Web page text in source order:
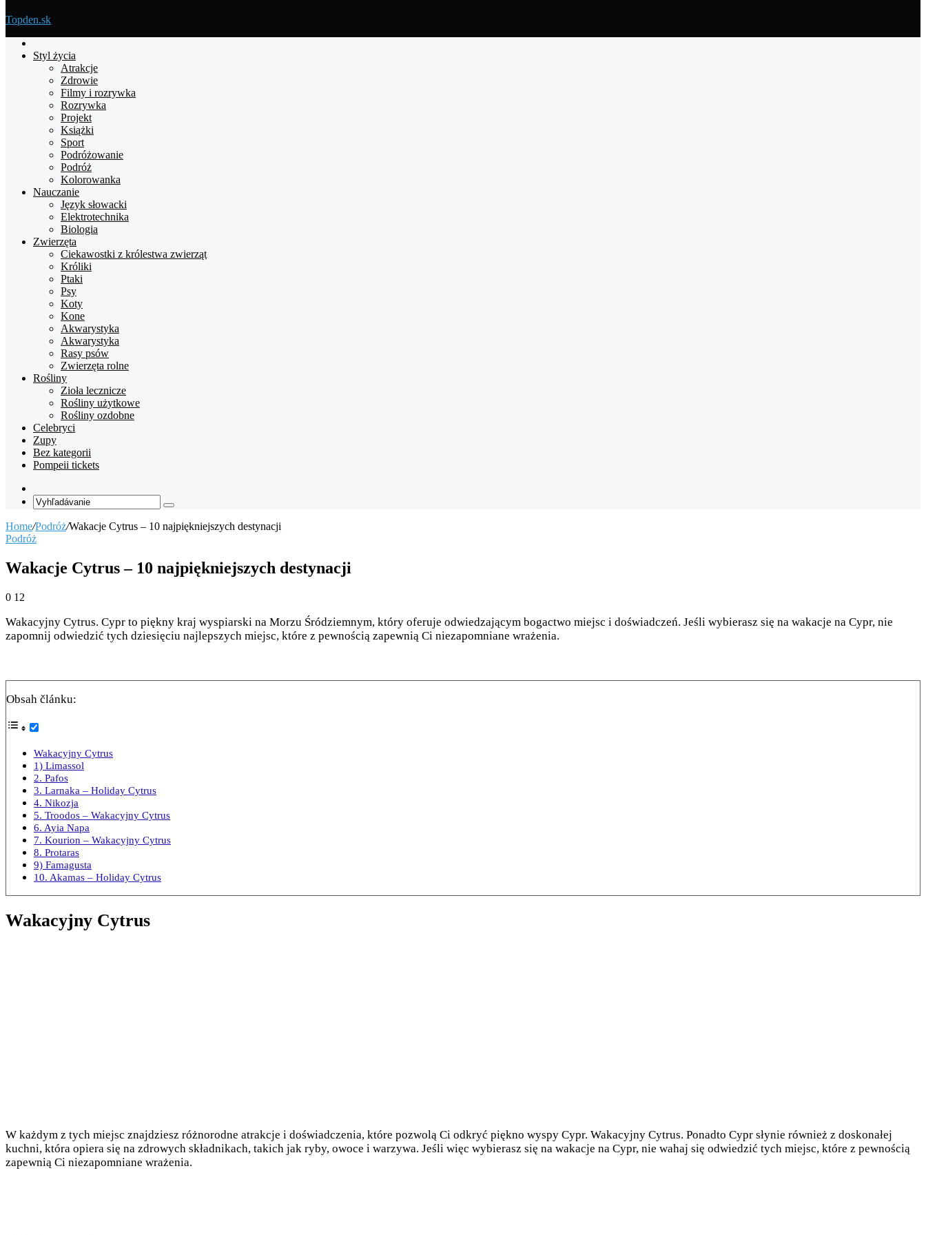
Topden.sk
główna
Styl życia
Atrakcje
Zdrowie
Filmy i rozrywka
Rozrywka
Projekt
Książki
Sport
Podróżowanie
Podróż
Kolorowanka
Nauczanie
Język słowacki
Elektrotechnika
Biologia
Zwierzęta
Ciekawostki z królestwa zwierząt
Króliki
Ptaki
Psy
Koty
Kone
Akwarystyka
Akwarystyka
Rasy psów
Zwierzęta rolne
Rośliny
Zioła lecznicze
Rośliny użytkowe
Rośliny ozdobne
Celebryci
Zupy
Bez kategorii
Pompeii tickets
Article
Vyhľadávanie
Home/Podróż/Wakacje Cytrus – 10 najpiękniejszych destynacji
Podróż
Wakacje Cytrus – 10 najpiękniejszych destynacji
0 12
Wakacyjny Cytrus. Cypr to piękny kraj wyspiarski na Morzu Śródziemnym, który oferuje odwiedzającym bogactwo miejsc i doświadczeń. Jeśli wybierasz się na wakacje na Cypr, nie
zapomnij odwiedzić tych dziesięciu najlepszych miejsc, które z pewnością zapewnią Ci niezapomniane wrażenia.
Obsah článku:
Wakacyjny Cytrus
1) Limassol
2. Pafos
3. Larnaka – Holiday Cytrus
4. Nikozja
5. Troodos – Wakacyjny Cytrus
6. Ayia Napa
7. Kourion – Wakacyjny Cytrus
8. Protaras
9) Famagusta
10. Akamas – Holiday Cytrus
Wakacyjny Cytrus
W każdym z tych miejsc znajdziesz różnorodne atrakcje i doświadczenia, które pozwolą Ci odkryć piękno wyspy Cypr. Wakacyjny Cytrus. Ponadto Cypr słynie również z doskonałej
kuchni, która opiera się na zdrowych składnikach, takich jak ryby, owoce i warzywa. Jeśli więc wybierasz się na wakacje na Cypr, nie wahaj się odwiedzić tych miejsc, które z pewnością
zapewnią Ci niezapomniane wrażenia.